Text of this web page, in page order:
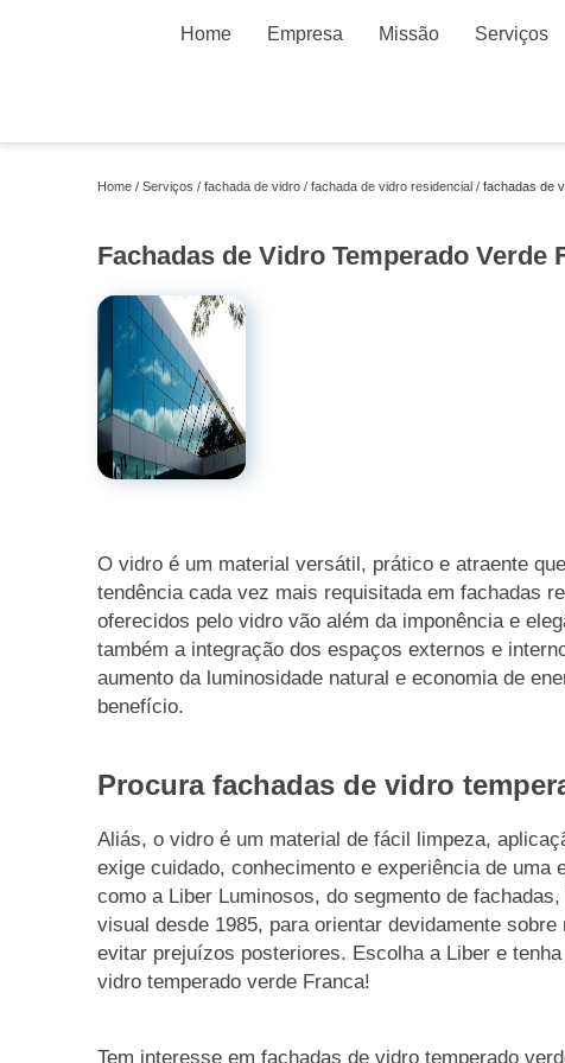
Home Empresa Missão Serviços
Home Serviços fachada de vidro fachada de vidro residencial fachadas de
Fachadas de Vidro Temperado Verde
O vidro é um material versátil, prático e atraente
tendência cada vez mais requisitada em fachadas
oferecidos pelo vidro vão além da imponência e
também a integração dos espaços externos e
aumento da luminosidade natural e economia de
benefício.
Procura fachadas de vidro
Aliás, o vidro é um material de fácil limpeza,
exige cuidado, conhecimento e experiência de uma
como a Liber Luminosos, do segmento de
visual desde 1985, para orientar devidamente
evitar prejuízos posteriores. Escolha a Liber e
vidro temperado verde Franca!
Tem interesse em fachadas de vidro temperado